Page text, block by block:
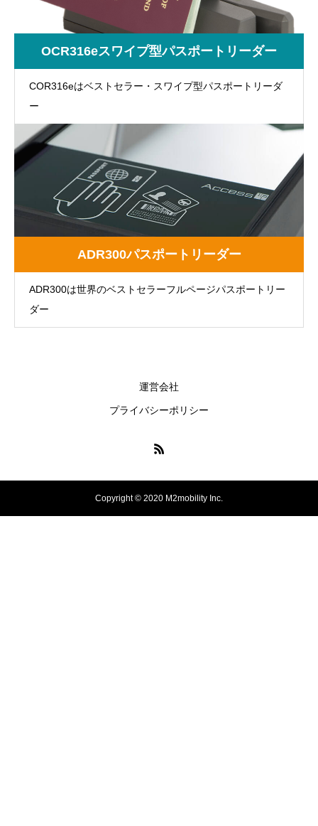
OCR316eスワイプ型パスポートリーダー
COR316eはベストセラー・スワイプ型パスポートリーダ
ー
ADR300パスポートリーダー
ADR300は世界のベストセラーフルページパスポートリー
ダー
運営会社
プライバシーポリシー
Copyright © 2020 M2mobility Inc.